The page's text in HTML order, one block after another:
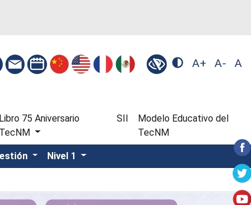
A+ A- A
Libro 75 Aniversario
TecNM
SII
Modelo Educativo del
TecNM
Nivel 1